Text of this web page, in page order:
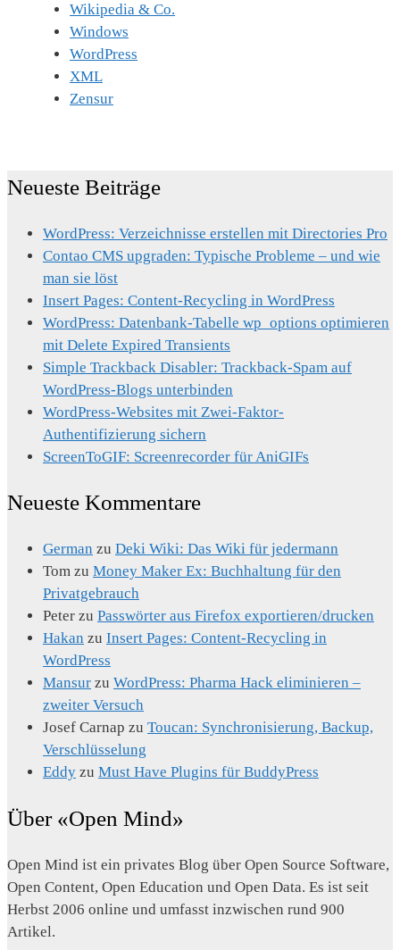
Wikipedia & Co.
Windows
WordPress
XML
Zensur
Neueste Beiträge
WordPress: Verzeichnisse erstellen mit Directories Pro
Contao CMS upgraden: Typische Probleme – und wie
man sie löst
Insert Pages: Content-Recycling in WordPress
WordPress: Datenbank-Tabelle wp_options optimieren
mit Delete Expired Transients
Simple Trackback Disabler: Trackback-Spam auf
WordPress-Blogs unterbinden
WordPress-Websites mit Zwei-Faktor-
Authentifizierung sichern
ScreenToGIF: Screenrecorder für AniGIFs
Neueste Kommentare
German zu Deki Wiki: Das Wiki für jedermann
Tom zu Money Maker Ex: Buchhaltung für den
Privatgebrauch
Peter zu Passwörter aus Firefox exportieren/drucken
Hakan zu Insert Pages: Content-Recycling in
WordPress
Mansur zu WordPress: Pharma Hack eliminieren –
zweiter Versuch
Josef Carnap zu Toucan: Synchronisierung, Backup,
Verschlüsselung
Eddy zu Must Have Plugins für BuddyPress
Über «Open Mind»
Open Mind ist ein privates Blog über Open Source Software,
Open Content, Open Education und Open Data. Es ist seit
Herbst 2006 online und umfasst inzwischen rund 900
Artikel.